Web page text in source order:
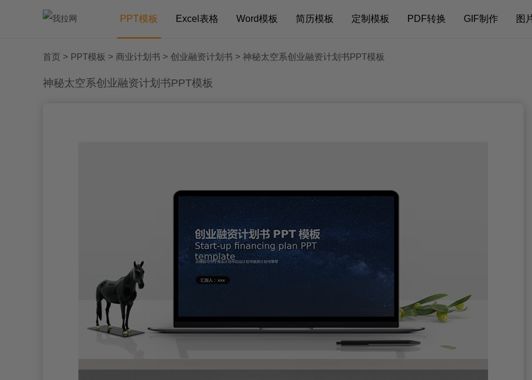
PPT模板 Excel表格 Word模板 简历模板 定制模板 PDF转换 GIF制作 图
首页 > PPT模板 > 商业计划书 > 创业融资计划书 > 神秘太空系创业融资计划书PPT模板
神秘太空系创业融资计划书PPT模板